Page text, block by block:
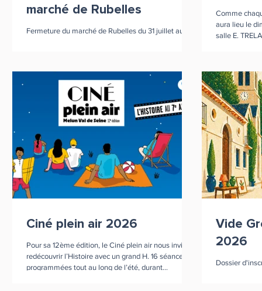
marché de Rubelles
Fermeture du marché de Rubelles du 31 juillet au 1er
Comme
aura lieu le
salle E.
Ciné plein air 2026
Pour sa 12ème édition, le Ciné plein air nous invite à
redécouvrir l’Histoire avec un grand H. 16 séances
programmées tout au long de l’été, durant
Vide
2026
Dossier